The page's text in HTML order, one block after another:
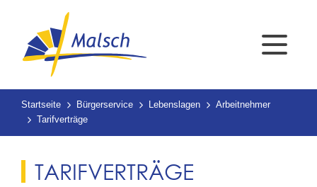
Startseite Bürgerservice Lebenslagen
Arbeitnehmer
Tarifverträge
TARIFVERTRÄGE